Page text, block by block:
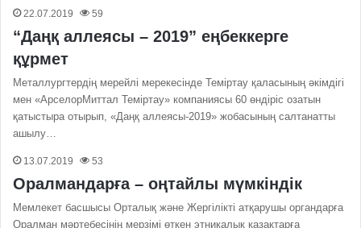
22.07.2019 59
“Даңқ аллеясы – 2019” еңбеккерге
құрмет
Металлургтердің мерейлі мерекесінде Теміртау қаласының әкімдігі
мен «АрселорМиттал Теміртау» компаниясы 60 өндіріс озатын
қатыстыра отырып, «Даңқ аллеясы-2019» жобасының салтанатты
ашылу…
13.07.2019 53
Оралмандарға – оңтайлы мүмкіндік
Мемлекет басшысы Орталық және Жергілікті атқарушы органдарға
Оралман мәртебесінің мерзімі өткен этникалық қазақтарға